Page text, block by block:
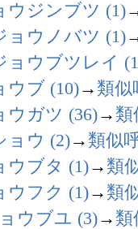
ウジンブツ (1)
ョウノバツ (1)
ョウブツレイ
ウブ (10)→ 類似
ウガツ (36)→ 類
ョウ (2)→ 類似
ウブタ (1)→ 類
ウフク (1)→ 類
ウブユ (3)→ 類